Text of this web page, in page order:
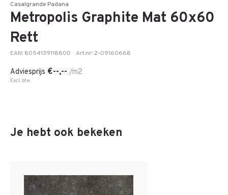
Casalgrande Padana
Metropolis Graphite Mat 60x60
Rett
EAN: 8054139118800 Art.nr: 2-09160668
Adviesprijs €--,-- /m2
Excl. btw
Je hebt ook bekeken